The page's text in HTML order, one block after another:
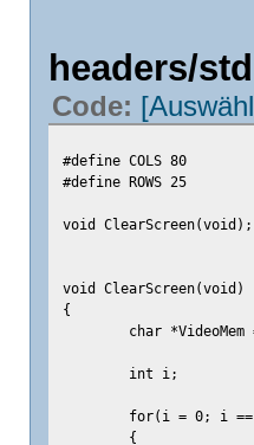
headers/
Code:
#define COLS 80
#define ROWS 25
void ClearScreen(void);
void ClearScreen(void)
{
char
int i;
for(i = 0; i ==
{